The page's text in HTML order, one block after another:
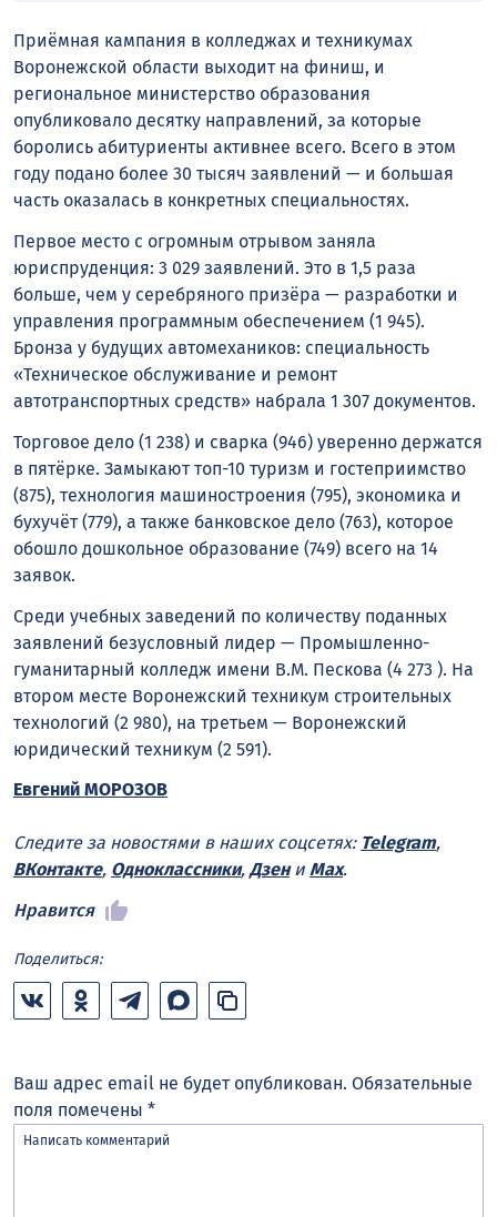
Приёмная кампания в колледжах и техникумах
Воронежской области выходит на финиш, и
региональное министерство образования
опубликовало десятку направлений, за которые
боролись абитуриенты активнее всего. Всего в этом
году подано более 30 тысяч заявлений — и большая
часть оказалась в конкретных специальностях.
Первое место с огромным отрывом заняла
юриспруденция: 3 029 заявлений. Это в 1,5 раза
больше, чем у серебряного призёра — разработки и
управления программным обеспечением (1 945).
Бронза у будущих автомехаников: специальность
«Техническое обслуживание и ремонт
автотранспортных средств» набрала 1 307 документов.
Торговое дело (1 238) и сварка (946) уверенно держатся
в пятёрке. Замыкают топ-10 туризм и гостеприимство
(875), технология машиностроения (795), экономика и
бухучёт (779), а также банковское дело (763), которое
обошло дошкольное образование (749) всего на 14
заявок.
Среди учебных заведений по количеству поданных
заявлений безусловный лидер — Промышленно-
гуманитарный колледж имени В.М. Пескова (4 273 ). На
втором месте Воронежский техникум строительных
технологий (2 980), на третьем — Воронежский
юридический техникум (2 591).
Евгений МОРОЗОВ
Следите за новостями в наших соцсетях: Telegram,
ВКонтакте, Одноклассники, Дзени Max.
Нравится
Поделиться:
Ваш адрес email не будет опубликован. Обязательные
поля помечены *